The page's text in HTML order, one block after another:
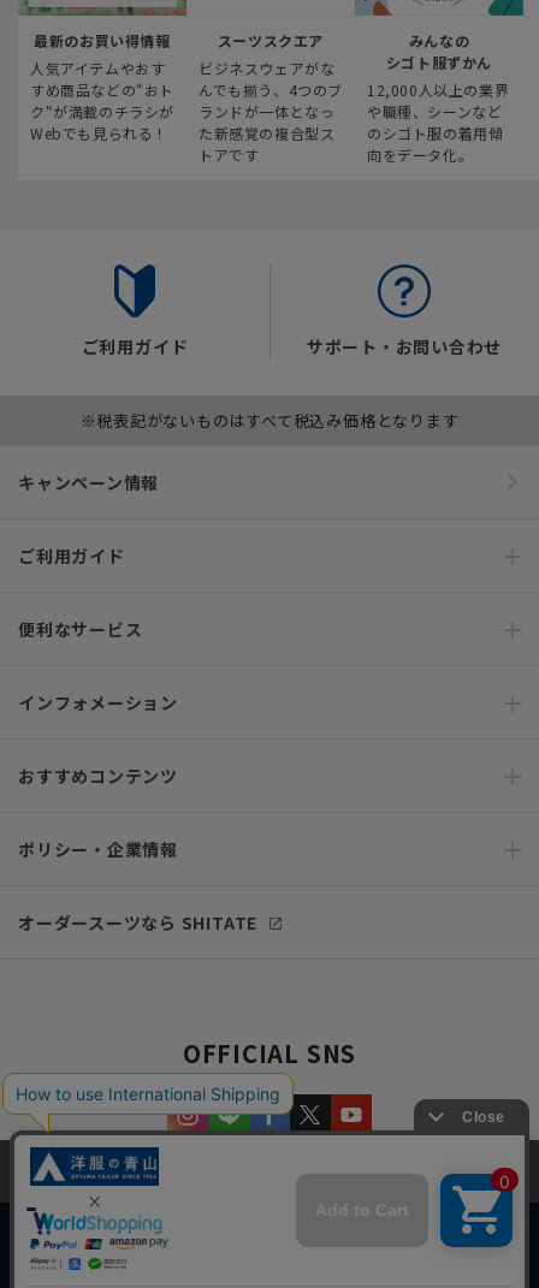
最新のお買い得情報
人気アイテムやおす
すめ商品などの“おト
ク“が満載のチラシが
Webでも見られる！
スーツスクエア
ビジネスウェアがな
んでも揃う、4つのブ
ランドが一体となっ
た新感覚の複合型ス
トアです
みんなの
シゴト服ずかん
12,000人以上の業界
や職種、シーンなど
のシゴト服の着用傾
向をデータ化。
ご利用ガイド サポート・お問い合わせ
※税表記がないものはすべて税込み価格となります
キャンペーン情報
ご利用ガイド
便利なサービス
インフォメーション
おすすめコンテンツ
ポリシー・企業情報
オーダースーツなら SHITATE
OFFICIAL SNS
当サイトでは、快適な閲覧体験とコンテンツ改善のためにCookieを使用
しています。閲覧を続けることで、Cookieの使用に同意したものとみな
します。詳細については